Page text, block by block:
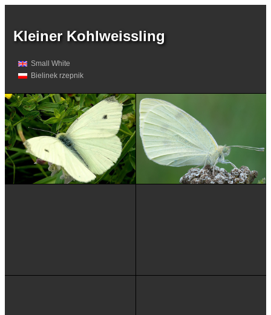
Kleiner Kohlweissling
Small White
Bielinek rzepnik